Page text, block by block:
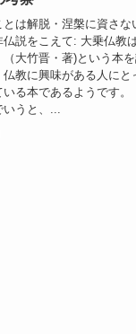
とは解脱・涅槃に資さな
仏説をこえて: 大乗仏教
（大竹晋・著)という本
仏教に興味がある人にと
いる本であるようです。
いうと、...